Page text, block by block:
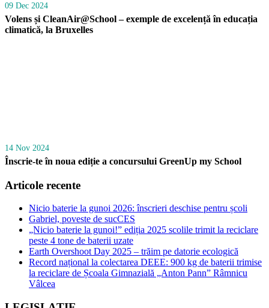
09 Dec 2024
Volens și CleanAir@School – exemple de excelență în educația
climatică, la Bruxelles
14 Nov 2024
Înscrie-te în noua ediție a concursului GreenUp my School
Articole recente
Nicio baterie la gunoi 2026: înscrieri deschise pentru școli
Gabriel, poveste de sucCES
„Nicio baterie la gunoi!” ediția 2025 scolile trimit la reciclare
peste 4 tone de baterii uzate
Earth Overshoot Day 2025 – trăim pe datorie ecologică
Record național la colectarea DEEE: 900 kg de baterii trimise
la reciclare de Școala Gimnazială „Anton Pann” Râmnicu
Vâlcea